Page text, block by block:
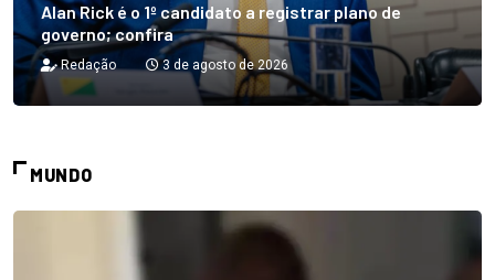
Alan Rick é o 1º candidato a registrar plano de
governo; confira
Redação 3 de agosto de 2026
MUNDO